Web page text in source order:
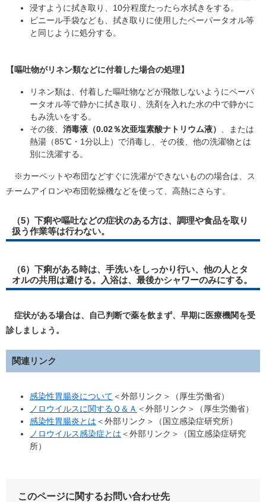
浸すように拭き取り、10分程度たったら水拭きをする。
ビニール手袋なども、拭き取りに使用したペーパータオル等
と同じように処分する。
【嘔吐物がリネン類などに付着した場合の処理】
リネン類は、付着した嘔吐物などが飛散しないようにペーパ
ータオル等で静かに拭き取り、洗剤を入れた水の中で静かに
もみ洗いをする。
その後、 消毒液（0.02％次亜塩素酸ナトリウム液）
、または
熱湯（85℃・1分以上）で消毒し、その後、他の洗濯物とは
別に洗濯する。
※カーペットや布団などすぐに洗濯ができないものの場合は、ス
チームアイロンや布団乾燥機などを使って、高熱にさらす。
（5）下痢や嘔吐などの症状のある方は、調理や食品を取り
扱う作業等は行わない。
（6）下痢がある時は、手洗いをしっかり行い、他の人とタ
オルの共用は避ける。入浴は、最後かシャワーのみにする。
症状がある場合は、自己判断で薬を飲まず、早期に医療機関を受
診しましょう。
関連リンク
感染性胃腸炎について ＜外部リンク＞
（厚生労働省）
ノロウイルスに関するＱ＆Ａ ＜外部リンク＞
（厚生労働省）
感染性胃腸炎とは ＜外部リンク＞
（国立感染症研究所）
ノロウイルス感染症とは ＜外部リンク＞
（国立感染症研究
所）
このページに関するお問い合わせ先